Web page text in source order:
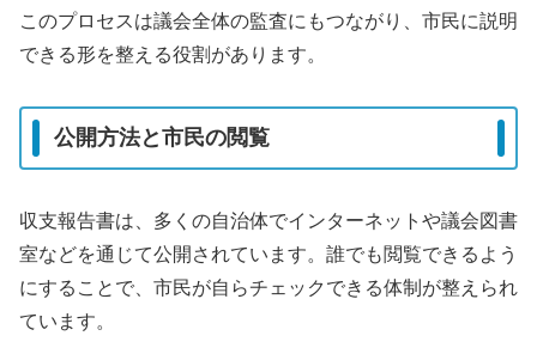
このプロセスは議会全体の監査にもつながり、市民に説明
できる形を整える役割があります。
公開方法と市民の閲覧
収支報告書は、多くの自治体でインターネットや議会図書
室などを通じて公開されています。誰でも閲覧できるよう
にすることで、市民が自らチェックできる体制が整えられ
ています。